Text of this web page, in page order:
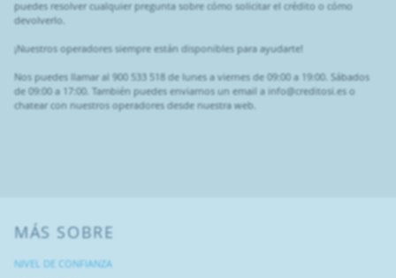
puedes resolver cualquier pregunta sobre cómo solicitar el crédito o cómo
devolverlo.
¡Nuestros operadores siempre están disponibles para ayudarte!
Nos puedes llamar al 900 533 518 de lunes a viernes de 09:00 a 19:00. Sábados
de 09:00 a 17:00. También puedes enviarnos un email a info@creditosi.es o
chatear con nuestros operadores desde nuestra web.
MÁS SOBRE
NIVEL DE CONFIANZA